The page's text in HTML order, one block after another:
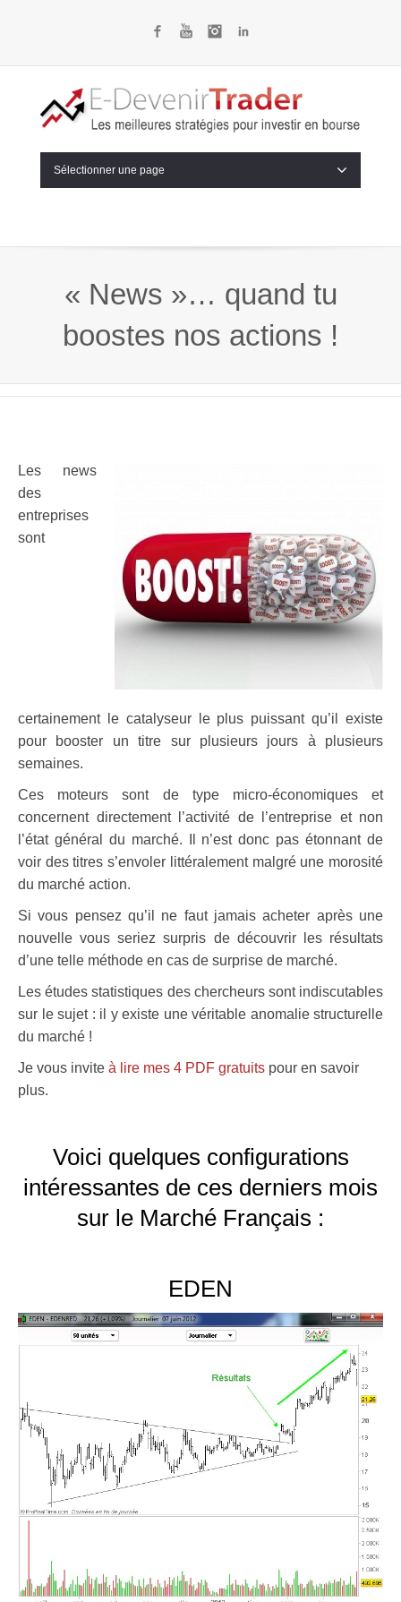
FacebookYouTubeInstagram
Sélectionner une page
« News »… quand tu
boostes nos actions !
Les news
des
entreprises
sont
certainement le catalyseur le plus puissant qu’il existe
pour booster un titre sur plusieurs jours à plusieurs
semaines.
Ces moteurs sont de type micro-économiques et
concernent directement l’activité de l’entreprise et non
l’état général du marché. Il n’est donc pas étonnant de
voir des titres s’envoler littéralement malgré une morosité
du marché action.
Si vous pensez qu’il ne faut jamais acheter après une
nouvelle vous seriez surpris de découvrir les résultats
d’une telle méthode en cas de surprise de marché.
Les études statistiques des chercheurs sont indiscutables
sur le sujet : il y existe une véritable anomalie structurelle
du marché !
Je vous invite à lire mes 4 PDF gratuits pour en savoir
plus.
Voici quelques configurations
intéressantes de ces derniers mois
sur le Marché Français :
EDEN